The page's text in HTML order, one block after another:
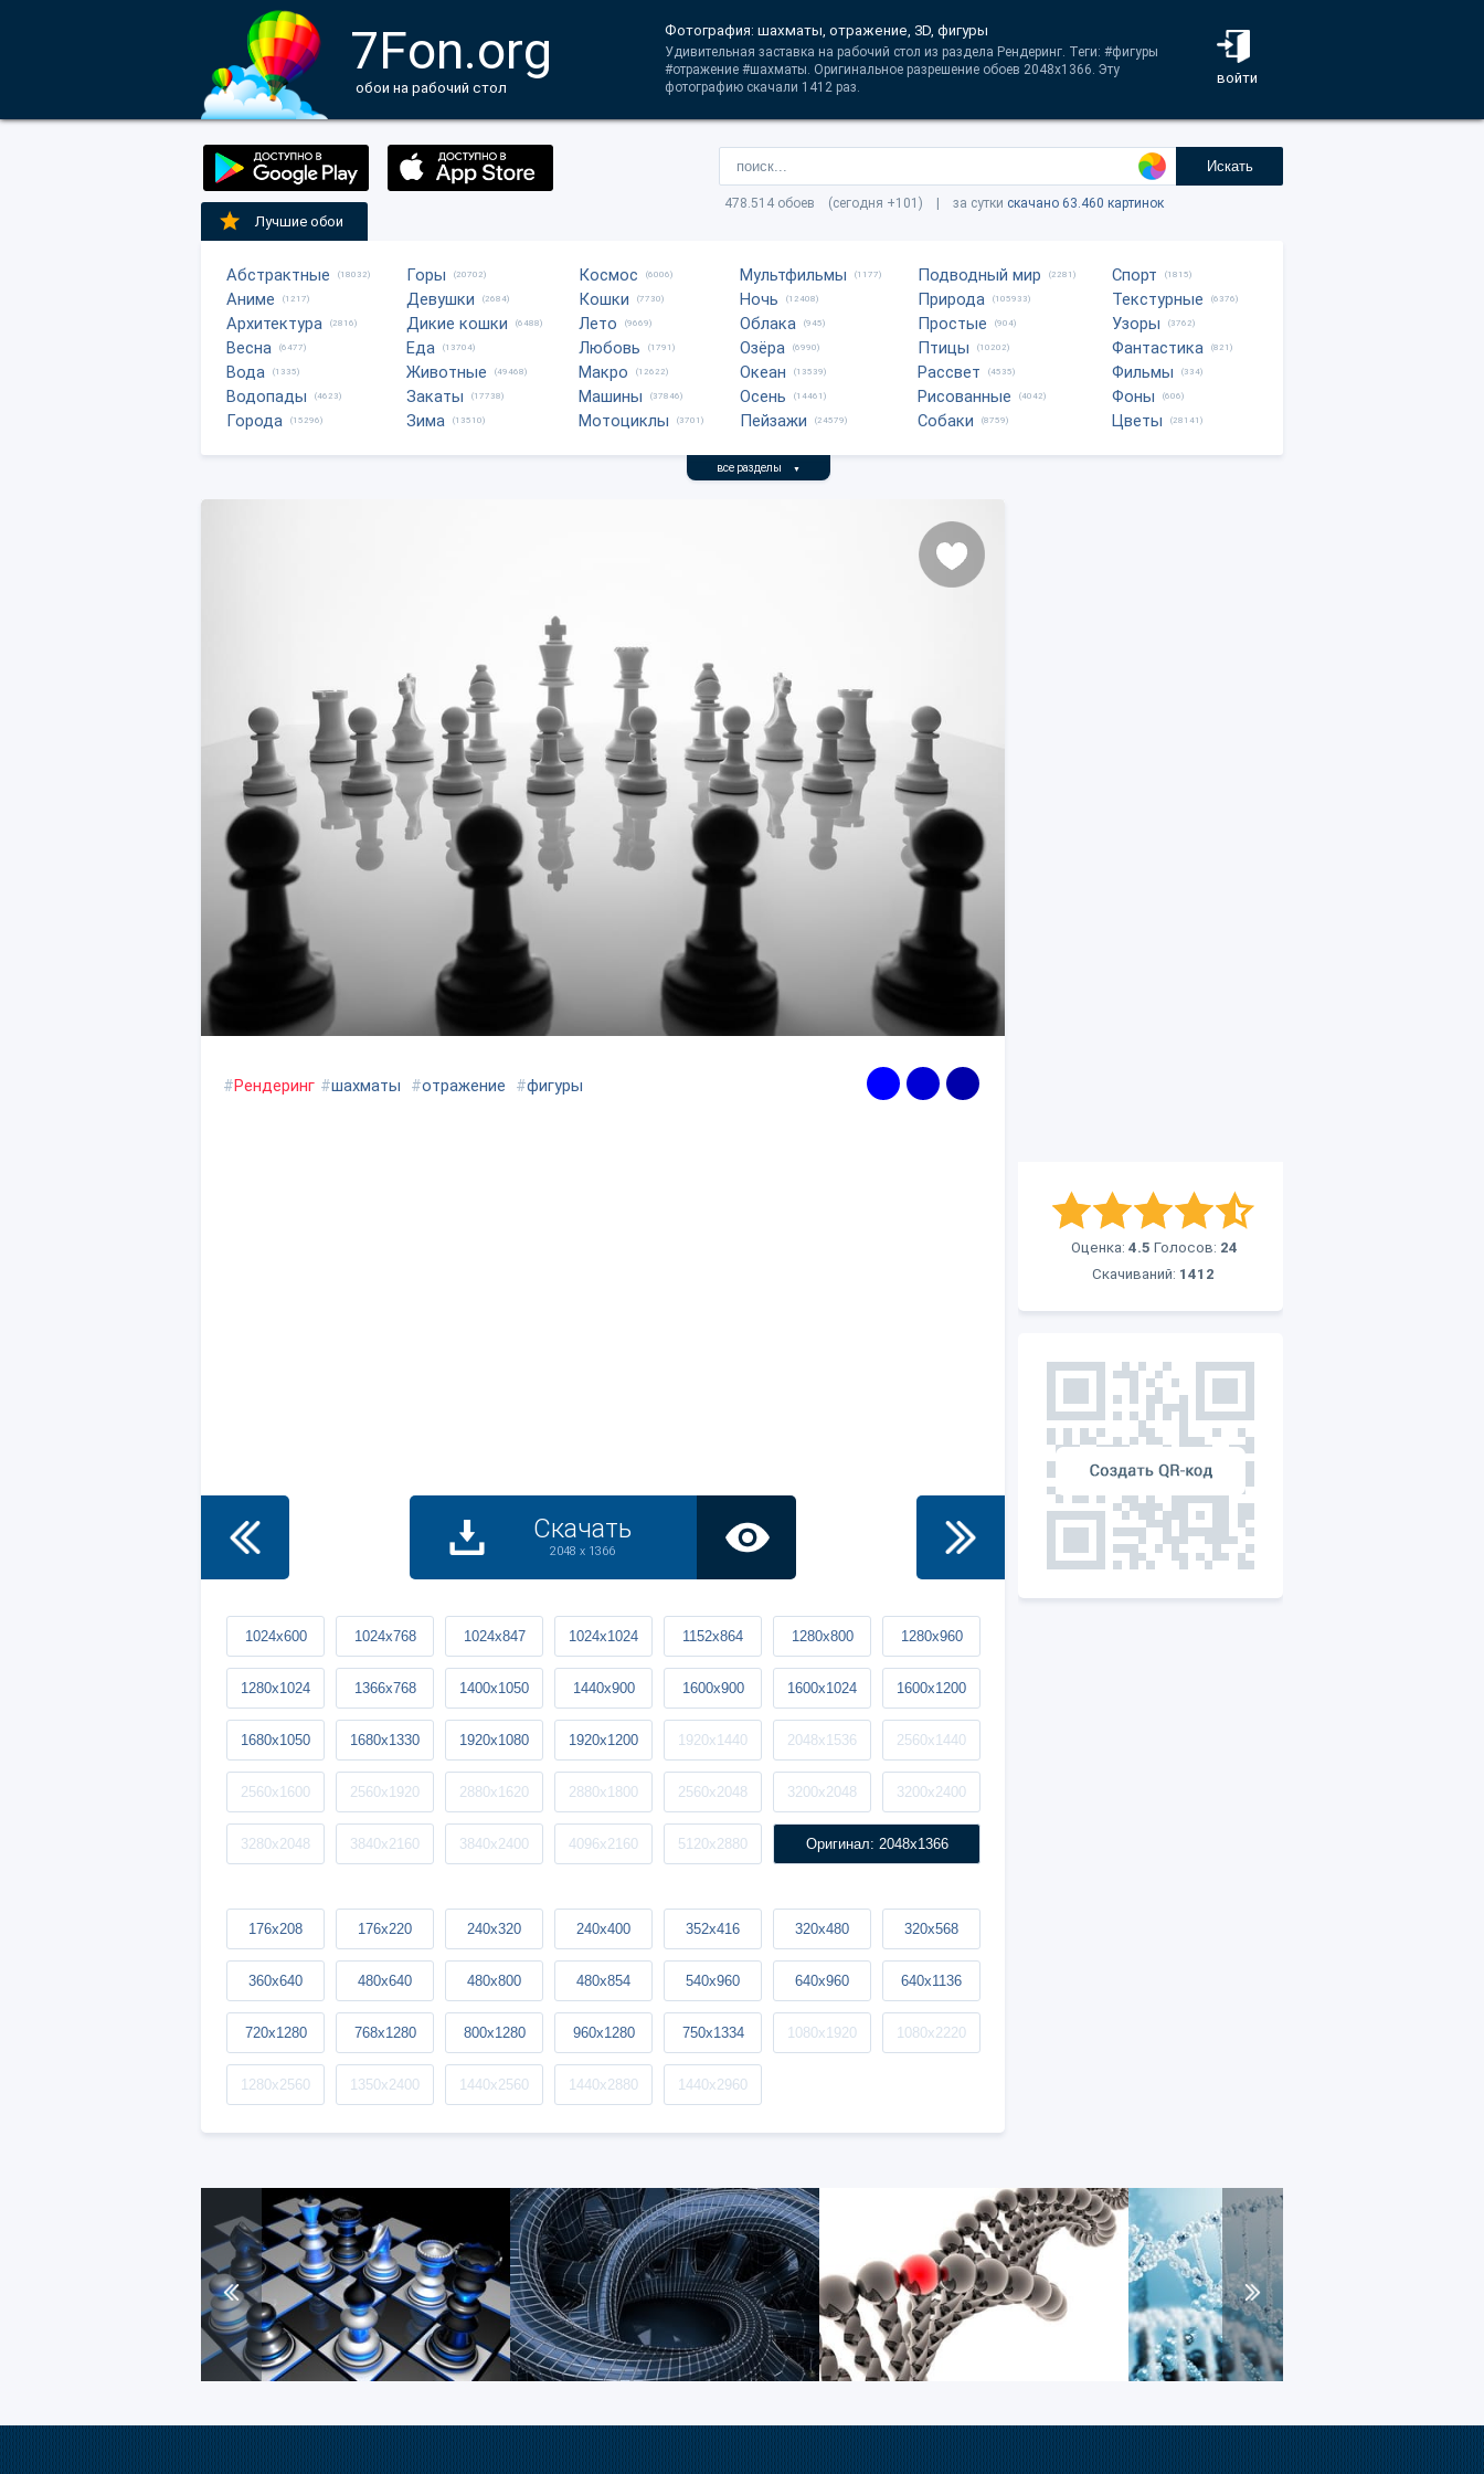
7Fon.org
обои на рабочий стол
войти
Фотография: шахматы, отражение, 3D, фигуры
Удивительная заставка на рабочий стол из раздела Рендеринг. Теги: #фигуры
#отражение #шахматы. Оригинальное разрешение обоев 2048x1366. Эту
фотографию скачали 1412 раз.
Искать
478.514 обоев (сегодня +101) | за сутки скачано 63.460 картинок
Лучшие обои
Абстрактные (18032)
Аниме (1217)
Архитектура (2816)
Весна (6477)
Вода (1335)
Водопады (4623)
Города (15296)
Горы (20702)
Девушки (2684)
Дикие кошки (6488)
Еда (13704)
Животные (49468)
Закаты (17738)
Зима (13510)
Космос (6006)
Кошки (7730)
Лето (9669)
Любовь (1791)
Макро (12622)
Машины (37846)
Мотоциклы (3701)
Мультфильмы (1177)
Ночь (12408)
Облака (945)
Озёра (6990)
Океан (13539)
Осень (14461)
Пейзажи (24579)
Подводный мир (2281)
Природа (105933)
Простые (904)
Птицы (10202)
Рассвет (4535)
Рисованные (4042)
Собаки (8759)
Спорт (1815)
Текстурные (6376)
Узоры (3762)
Фантастика (821)
Фильмы (334)
Фоны (606)
Цветы (28141)
все разделы ▼
Оценка: 4.5 Голосов: 24
Скачиваний: 1412
#Рендеринг #шахматы #отражение #фигуры
Скачать
2048 x 1366
1024x600 1024x768 1024x847 1024x1024 1152x864 1280x800 1280x960
1280x1024 1366x768 1400x1050 1440x900 1600x900 1600x1024 1600x1200
1680x1050 1680x1330 1920x1080 1920x1200 1920x1440 2048x1536 2560x1440
2560x1600 2560x1920 2880x1620 2880x1800 2560x2048 3200x2048 3200x2400
3280x2048 3840x2160 3840x2400 4096x2160 5120x2880 Оригинал: 2048x1366
176x208 176x220 240x320 240x400 352x416 320x480 320x568
360x640 480x640 480x800 480x854 540x960 640x960 640x1136
720x1280 768x1280 800x1280 960x1280 750x1334 1080x1920 1080x2220
1280x2560 1350x2400 1440x2560 1440x2880 1440x2960